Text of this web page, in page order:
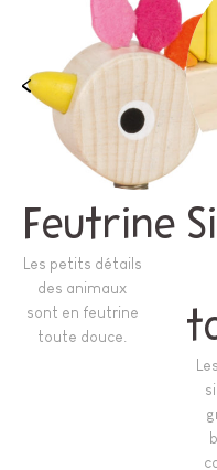
Feutrine
Les petits détails
des animaux
sont en feutrine
toute douce.